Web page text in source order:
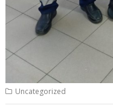
Uncategorized